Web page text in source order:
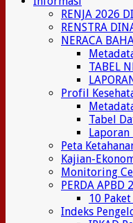
RENJA 2026
RENSTRA
NERACA
TABEL
Profil
Tabel
Laporan
Peta
Kajian-
Monitoring
PERDA APBD
10
Indeks